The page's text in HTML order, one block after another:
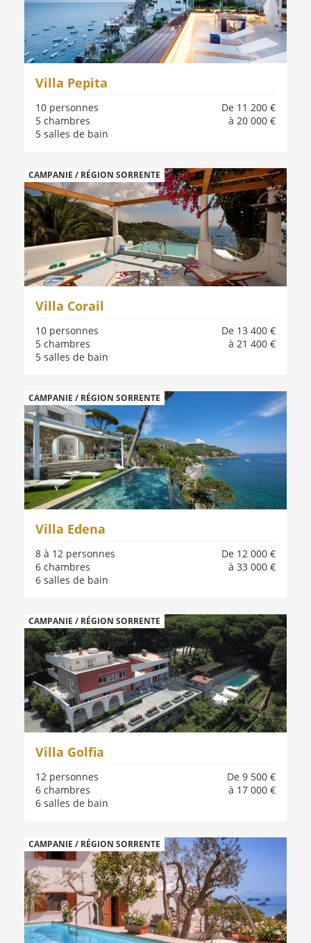
Villa Pepita
De 11 200 €
à 20 000 €
10 personnes
5 chambres
5 salles de bain
CAMPANIE / RÉGION SORRENTE
Villa Corail
De 13 400 €
à 21 400 €
10 personnes
5 chambres
5 salles de bain
CAMPANIE / RÉGION SORRENTE
Villa Edena
De 12 000 €
à 33 000 €
8 à 12 personnes
6 chambres
6 salles de bain
CAMPANIE / RÉGION SORRENTE
Villa Golfia
De 9 500 €
à 17 000 €
12 personnes
6 chambres
6 salles de bain
CAMPANIE / RÉGION SORRENTE